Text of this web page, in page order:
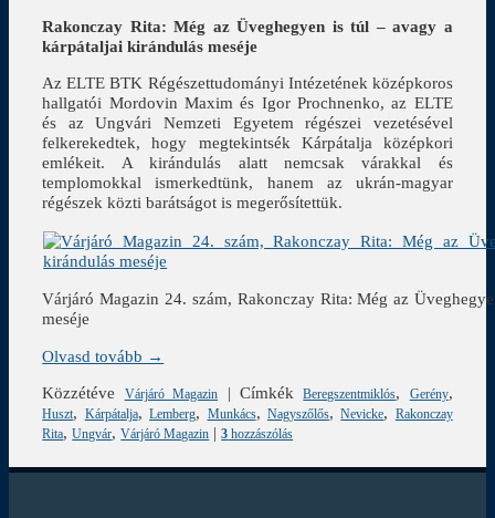
Rakonczay Rita: Még az Üveghegyen is túl – avagy a
kárpátaljai kirándulás meséje
Az ELTE BTK Régészettudományi Intézetének középkoros
hallgatói Mordovin Maxim és Igor Prochnenko, az ELTE
és az Ungvári Nemzeti Egyetem régészei vezetésével
felkerekedtek, hogy megtekintsék Kárpátalja középkori
emlékeit. A kirándulás alatt nemcsak várakkal és
templomokkal ismerkedtünk, hanem az ukrán-magyar
régészek közti barátságot is megerősítettük.
Várjáró Magazin 24. szám, Rakonczay Rita: Még az
meséje
Olvasd tovább →
Közzétéve
Várjáró Magazin | Címkék Beregszentmiklós, Gerény,
Huszt, Kárpátalja,Lemberg, Munkács, Nagyszőlős,Nevicke,
Rakonczay
Rita,Ungvár,Várjáró Magazin |3 hozzászólás